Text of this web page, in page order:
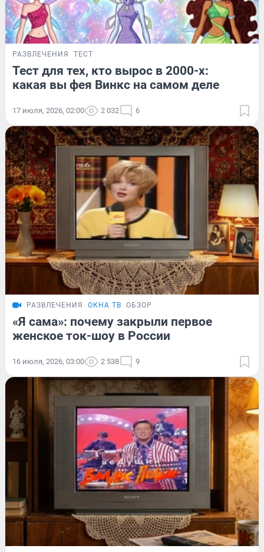
РАЗВЛЕЧЕНИЯ ТЕСТ
Тест для тех, кто вырос в 2000-х:
какая вы фея Винкс на самом деле
17 июля, 2026, 02:00 2 032 6
РАЗВЛЕЧЕНИЯ ОКНА ТВ ОБЗОР
«Я сама»: почему закрыли первое
женское ток-шоу в России
16 июля, 2026, 03:00 2 538 9